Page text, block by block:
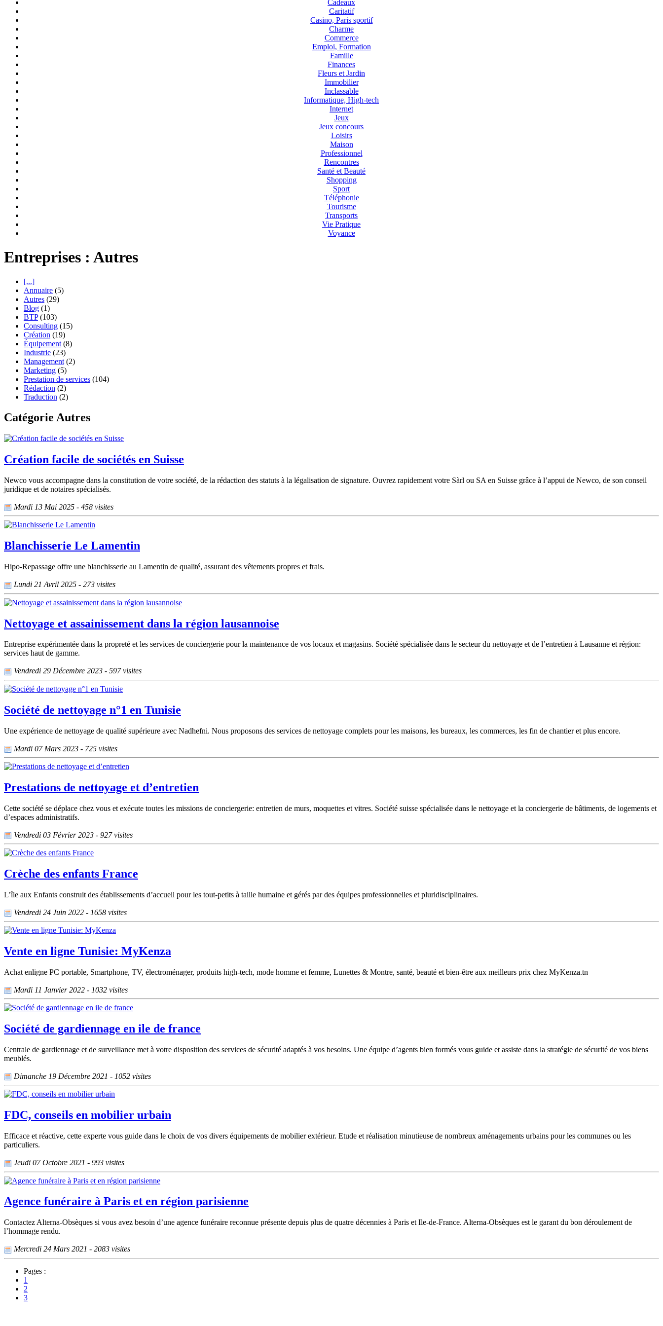
Cadeaux
Caritatif
Casino, Paris sportif
Charme
Commerce
Emploi, Formation
Famille
Finances
Fleurs et Jardin
Immobilier
Inclassable
Informatique, High-tech
Internet
Jeux
Jeux concours
Loisirs
Maison
Professionnel
Rencontres
Santé et Beauté
Shopping
Sport
Téléphonie
Tourisme
Transports
Vie Pratique
Voyance
Entreprises : Autres
[...]
Annuaire (5)
Autres (29)
Blog (1)
BTP(103)
Consulting (15)
Création (19)
Équipement (8)
Industrie (23)
Management (2)
Marketing (5)
Prestation de services (104)
Rédaction (2)
Traduction (2)
Catégorie Autres
Création facile de sociétés en Suisse
Newco vous accompagne dans la constitution de votre société, de la rédaction des statuts à la légalisation de signature. Ouvrez rapidement votre Sàrl ou SA en Suisse grâce à l’appui de Newco, de son conseil
juridique et de notaires spécialisés.
Mardi 13 Mai 2025 - 458 visites
Blanchisserie Le Lamentin
Hipo-Repassage offre une blanchisserie au Lamentin de qualité, assurant des vêtements propres et frais.
Lundi 21 Avril 2025 - 273 visites
Nettoyage et assainissement dans la région lausannoise
Entreprise expérimentée dans la propreté et les services de conciergerie pour la maintenance de vos locaux et magasins. Société spécialisée dans le secteur du nettoyage et de l’entretien à Lausanne et région:
services haut de gamme.
Vendredi 29 Décembre 2023 - 597 visites
Société de nettoyage n°1 en Tunisie
Une expérience de nettoyage de qualité supérieure avec Nadhefni. Nous proposons des services de nettoyage complets pour les maisons, les bureaux, les commerces, les fin de chantier et plus encore.
Mardi 07 Mars 2023 - 725 visites
Prestations de nettoyage et d’entretien
Cette société se déplace chez vous et exécute toutes les missions de conciergerie: entretien de murs, moquettes et vitres. Société suisse spécialisée dans le nettoyage et la conciergerie de bâtiments, de logements et
d’espaces administratifs.
Vendredi 03 Février 2023 - 927 visites
Crèche des enfants France
L’île aux Enfants construit des établissements d’accueil pour les tout-petits à taille humaine et gérés par des équipes professionnelles et pluridisciplinaires.
Vendredi 24 Juin 2022 - 1658 visites
Vente en ligne Tunisie: MyKenza
Achat enligne PC portable, Smartphone, TV, électroménager, produits high-tech, mode homme et femme, Lunettes & Montre, santé, beauté et bien-être aux meilleurs prix chez MyKenza.tn
Mardi 11 Janvier 2022 - 1032 visites
Société de gardiennage en ile de france
Centrale de gardiennage et de surveillance met à votre disposition des services de sécurité adaptés à vos besoins. Une équipe d’agents bien formés vous guide et assiste dans la stratégie de sécurité de vos biens
meublés.
Dimanche 19 Décembre 2021 - 1052 visites
FDC, conseils en mobilier urbain
Efficace et réactive, cette experte vous guide dans le choix de vos divers équipements de mobilier extérieur. Etude et réalisation minutieuse de nombreux aménagements urbains pour les communes ou les
particuliers.
Jeudi 07 Octobre 2021 - 993 visites
Agence funéraire à Paris et en région parisienne
Contactez Alterna-Obsèques si vous avez besoin d’une agence funéraire reconnue présente depuis plus de quatre décennies à Paris et Ile-de-France. Alterna-Obsèques est le garant du bon déroulement de
l’hommage rendu.
Mercredi 24 Mars 2021 - 2083 visites
Pages :
1
2
3